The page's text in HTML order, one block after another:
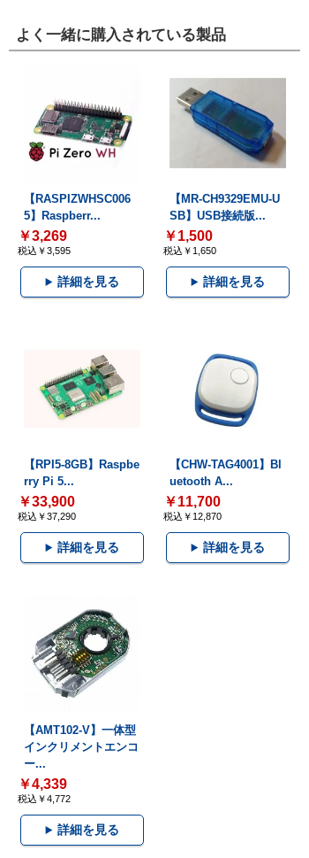
よく一緒に購入されている製品
【RASPIZWHSC006
5】Raspberr...
￥3,269
税込￥3,595
詳細を見る
【MR-CH9329EMU-U
SB】USB接続版...
￥1,500
税込￥1,650
詳細を見る
【RPI5-8GB】Raspbe
rry Pi 5...
￥33,900
税込￥37,290
詳細を見る
【CHW-TAG4001】Bl
uetooth A...
￥11,700
税込￥12,870
詳細を見る
【AMT102-V】一体型
インクリメントエンコ
ー...
￥4,339
税込￥4,772
詳細を見る